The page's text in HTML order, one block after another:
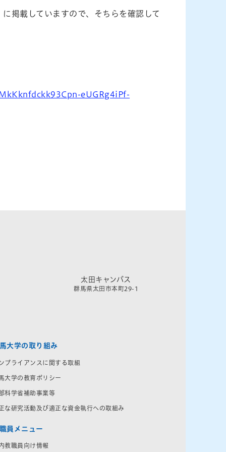
掲載していますので、そちらを確認して
eUGRg4iPf-
太田キャンパス
群馬県太田市本町29-1
大学の取り組み
プライアンスに関する取組
大学の教育ポリシー
科学省補助事業等
な研究活動及び適正な資金執行への取組み
員メニュー
教職員向け情報